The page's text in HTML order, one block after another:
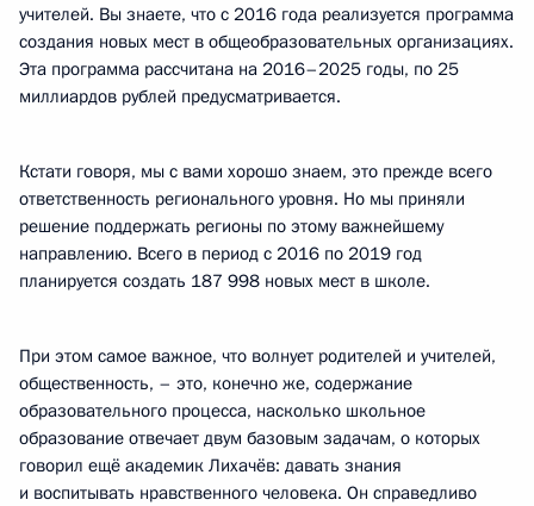
учителей. Вы знаете, что с 2016 года реализуется программа
создания новых мест в общеобразовательных организациях.
Эта программа рассчитана на 2016–2025 годы, по 25
миллиардов рублей предусматривается.
Кстати говоря, мы с вами хорошо знаем, это прежде всего
ответственность регионального уровня. Но мы приняли
решение поддержать регионы по этому важнейшему
направлению. Всего в период с 2016 по 2019 год
планируется создать 187 998 новых мест в школе.
При этом самое важное, что волнует родителей и учителей,
общественность, – это, конечно же, содержание
образовательного процесса, насколько школьное
образование отвечает двум базовым задачам, о которых
говорил ещё академик Лихачёв: давать знания
и воспитывать нравственного человека. Он справедливо